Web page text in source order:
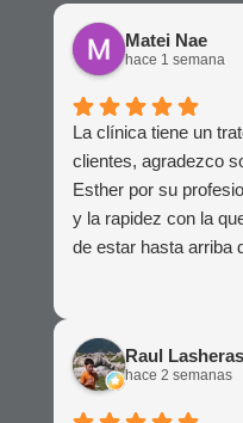
Matei Nae
hace 1 semana
La clínica tiene un
clientes, agradezco
Esther por su
y la rapidez con la
de estar hasta arriba
Raul Lasheras
hace 2 semanas